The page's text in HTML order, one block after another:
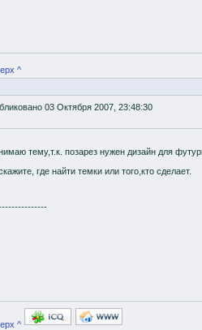
^
03 Октября 2007, 23:48:30
тему,т.к. позарез нужен дизайн для
где найти темки или того,кто сделает.
^